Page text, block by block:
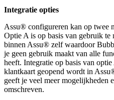
Integratie opties
Assu® configureren kan op twee
Optie A is op basis van gebruik te
binnen Assu® zelf waardoor
je geen gebruik maakt van alle
heeft. Integratie op basis van
klantkaart geopend wordt in
geeft je veel meer mogelijkheden
omschreven.